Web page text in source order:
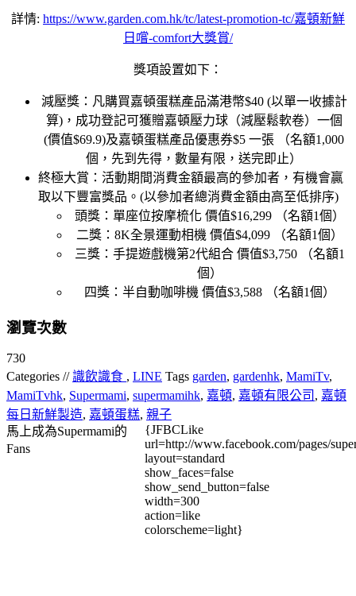
詳情: https://www.garden.com.hk/tc/latest-promotion-tc/嘉頓新鮮
日嚐-comfort大獎賞/
獎項設置如下：
減壓獎：凡購買嘉頓蛋糕產品滿港幣$40 (以單一收據計
算)，成功登記可獲贈嘉頓壓力球（減壓鬆軟卷）一個
(價值$69.9)及嘉頓蛋糕產品優惠券$5 一張 （名額1,000
個，先到先得，數量有限，送完即止）
終極大賞：活動期間消費金額最高的參加者，有機會贏
取以下豐富獎品。 (以參加者總消費金額由高至低排序)
頭獎：單座位按摩梳化 價值$16,299 （名額1個）
二獎： 8K全景運動相機 價值$4,099 （名額1個）
三獎：手提遊戲機第2代組合 價值$3,750 （名額1
個）
四獎：半自動咖啡機 價值$3,588 （名額1個）
瀏覽次數
730
Categories //識飲識食 , LINE Tags garden, gardenhk, MamiTv,
MamiTvhk, Supermami, supermamihk, 嘉頓, 嘉頓有限公司 , 嘉頓
每日新鮮製造, 嘉頓蛋糕, 親子
馬上成為Supermami的
Fans
{JFBCLike
url=http://www.facebook.com/pages/
layout=standard
show_faces=false
show_send_button=false
width=300
action=like
colorscheme=light}